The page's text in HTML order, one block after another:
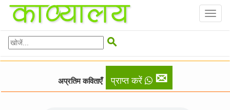

अप्रतिम कविताएँ प्राप्त करें ✉